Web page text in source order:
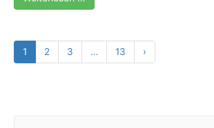
1 2 3 … 13 ›